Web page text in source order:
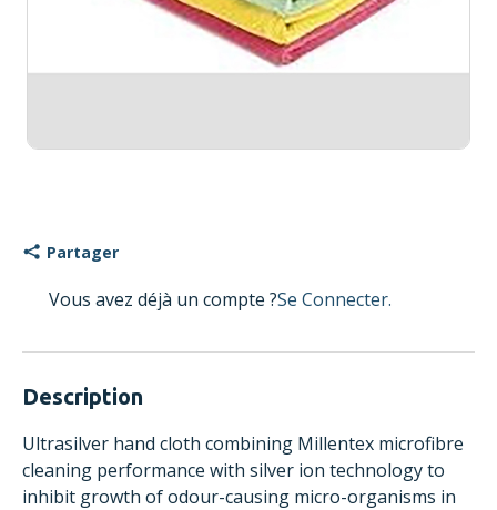
Partager
Vous avez déjà un compte ?Se Connecter.
Description
Ultrasilver hand cloth combining Millentex microfibre
cleaning performance with silver ion technology to
inhibit growth of odour-causing micro-organisms in